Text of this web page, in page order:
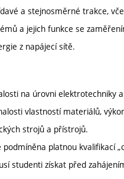
a stejnosměrné trakce,
a jejich funkce se
z napájecí sítě.
na úrovni elektrotechniky
vlastností materiálů,
strojů a přístrojů.
platnou kvalifikací
studenti získat před